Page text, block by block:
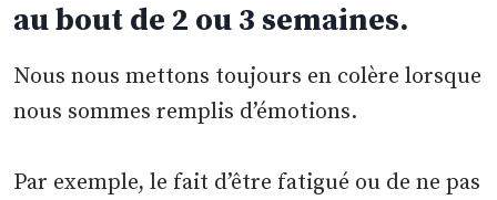
au bout de 2 ou 3 semaines.
Nous nous mettons toujours en colère lorsque
nous sommes remplis d’émotions.
Par exemple, le fait d’être fatigué ou de ne pas